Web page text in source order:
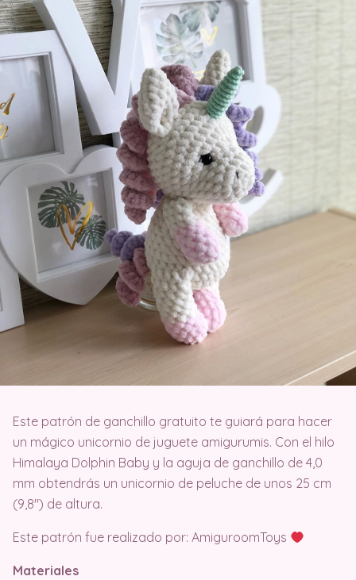
Este patrón de ganchillo gratuito te guiará para hacer
un mágico unicornio de juguete amigurumis. Con el hilo
Himalaya Dolphin Baby y la aguja de ganchillo de 4,0
mm obtendrás un unicornio de peluche de unos 25 cm
(9,8″) de altura.
Este patrón fue realizado por: AmiguroomToys
Materiales